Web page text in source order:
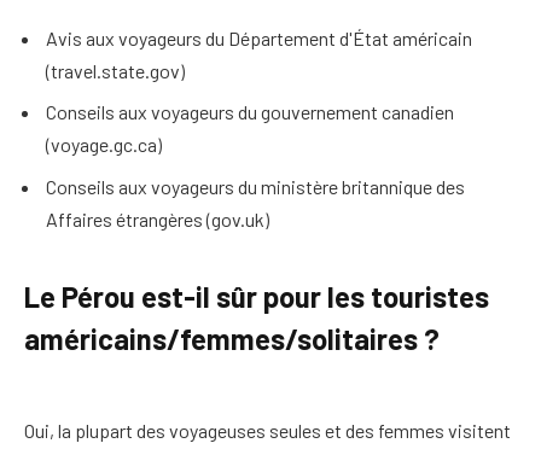
Avis aux voyageurs du Département d'État américain
(travel.state.gov)
Conseils aux voyageurs du gouvernement canadien
(voyage.gc.ca)
Conseils aux voyageurs du ministère britannique des
Affaires étrangères (gov.uk)
Le Pérou est-il sûr pour les touristes
américains/femmes/solitaires ?
Oui, la plupart des voyageuses seules et des femmes visitent